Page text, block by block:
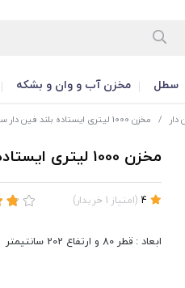
سطل مخزن آب و وان و بشکه
/ مخزن 1000 لیتری ایستاده بلند فین دار سه لایه طبرستان
مخزن 1000 لیتری ایستاده بلند فین دار سه لایه طبرستان
(امتیاز 1 خریدار)
ابعاد : قطر 80 و ارتفاع 202 سانتیمتر